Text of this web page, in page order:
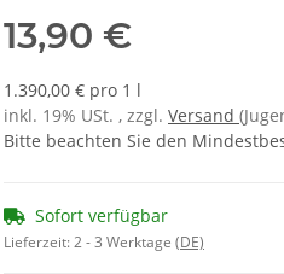
13,90 €
1.390,00 € pro 1 l
inkl. 19% USt. , zzgl. Versand
Bitte beachten Sie den
Sofort verfügbar
Lieferzeit:2 - 3 Werktage (DE)